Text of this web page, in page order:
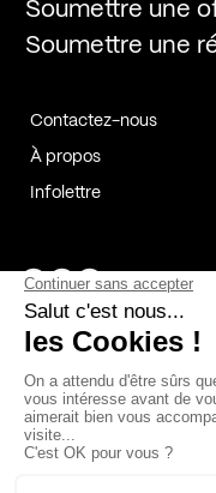
Soumettre une
Soumettre une
Contactez-nous
À propos
Infolettre
Page Facebook de
Page Instagram
Page Linkedin
Bâtiment-Durable-
Esquisses-1IRAC-1